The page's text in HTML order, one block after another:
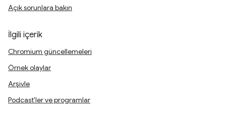
Açık sorunlara bakın
İlgili içerik
Chromium güncellemeleri
Örnek olaylar
Arşivle
Podcast'ler ve programlar